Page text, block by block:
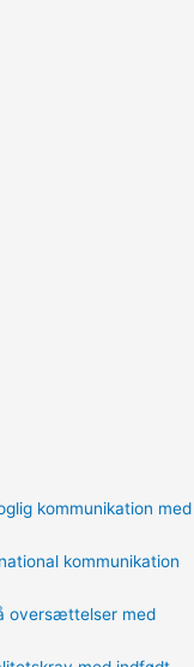
kommunikation med
kommunikation
oversættelser med